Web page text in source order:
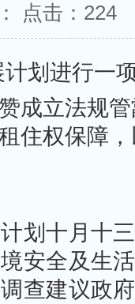
点击： 224
划进行一
成立法规
住权保障
划十月十
安全及生
查建议政